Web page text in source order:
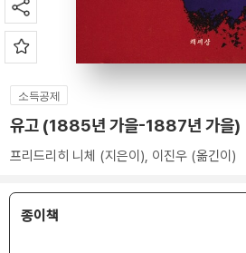
소득공제
유고 (1885년 가을-1887년 가을)
프리드리히 니체 (지은이), 이진우 (옮긴이)
종이책